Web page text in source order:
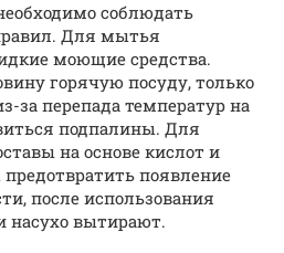
соблюдать
Для мытья
моющие средства.
горячую посуду, только
за перепада температур на
подпалины. Для
на основе кислот и
появление
после использования
насухо вытирают.